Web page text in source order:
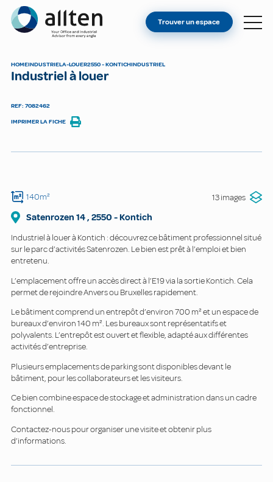
Allten
TROUVER UN ESPACE
Trouver un espace
HOMEINDUSTRIELA-LOUER2550 - KONTICHINDUSTRIEL
Industriel à louer
REF: 7082462
IMPRIMER LA FICHE
140m² 13 images
Satenrozen 14, 2550 -Kontich
Industriel à louer à Kontich : découvrez ce bâtiment professionnel situé
sur le parc d’activités Satenrozen. Le bien est prêt à l’emploi et bien
entretenu.
L’emplacement offre un accès direct à l’E19 via la sortie Kontich. Cela
permet de rejoindre Anvers ou Bruxelles rapidement.
Le bâtiment comprend un entrepôt d’environ 700 m² et un espace de
bureaux d’environ 140 m². Les bureaux sont représentatifs et
polyvalents. L’entrepôt est ouvert et flexible, adapté aux différentes
activités d’entreprise.
Plusieurs emplacements de parking sont disponibles devant le
bâtiment, pour les collaborateurs et les visiteurs.
Ce bien combine espace de stockage et administration dans un cadre
fonctionnel.
Contactez-nous pour organiser une visite et obtenir plus
d’informations.